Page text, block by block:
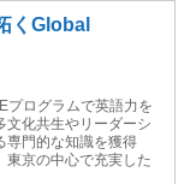
くGlobal
プログラムで英語力を
文化共生やリーダーシ
専門的な知識を獲得
東京の中心で充実した